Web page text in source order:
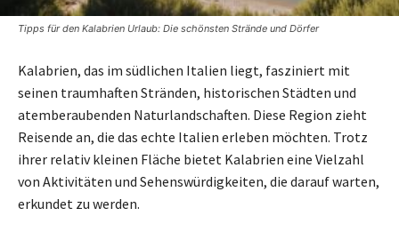
Tipps für den Kalabrien Urlaub: Die schönsten Strände und Dörfer
Kalabrien, das im südlichen Italien liegt, fasziniert mit
seinen traumhaften Stränden, historischen Städten und
atemberaubenden Naturlandschaften. Diese Region zieht
Reisende an, die das echte Italien erleben möchten. Trotz
ihrer relativ kleinen Fläche bietet Kalabrien eine Vielzahl
von Aktivitäten und Sehenswürdigkeiten, die darauf warten,
erkundet zu werden.